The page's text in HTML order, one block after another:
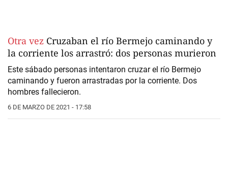
Otra vez Cruzaban el río Bermejo caminando y
la corriente los arrastró: dos personas murieron
Este sábado personas intentaron cruzar el río Bermejo
caminando y fueron arrastradas por la corriente. Dos
hombres fallecieron.
6 DE MARZO DE 2021 - 17:58